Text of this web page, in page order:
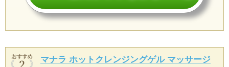
マナラ ホットクレンジングゲル マッサージ